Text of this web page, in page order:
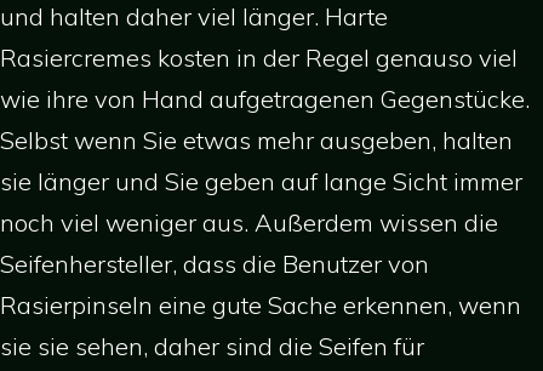
und halten daher viel länger. Harte
Rasiercremes kosten in der Regel genauso viel
wie ihre von Hand aufgetragenen Gegenstücke.
Selbst wenn Sie etwas mehr ausgeben, halten
sie länger und Sie geben auf lange Sicht immer
noch viel weniger aus. Außerdem wissen die
Seifenhersteller, dass die Benutzer von
Rasierpinseln eine gute Sache erkennen, wenn
sie sie sehen, daher sind die Seifen für